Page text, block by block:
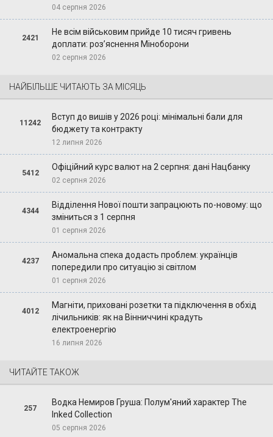
04 серпня 2026
2421
Не всім військовим прийде 10 тисяч гривень
доплати: роз’яснення Міноборони
02 серпня 2026
НАЙБІЛЬШЕ ЧИТАЮТЬ ЗА МІСЯЦЬ
11242
Вступ до вишів у 2026 році: мінімальні бали для
бюджету та контракту
12 липня 2026
5412
Офіційний курс валют на 2 серпня: дані Нацбанку
02 серпня 2026
4344
Відділення Нової пошти запрацюють по-новому: що
зміниться з 1 серпня
01 серпня 2026
4237
Аномальна спека додасть проблем: українців
попередили про ситуацію зі світлом
01 серпня 2026
4012
Магніти, приховані розетки та підключення в обхід
лічильників: як на Вінниччині крадуть
електроенергію
16 липня 2026
ЧИТАЙТЕ ТАКОЖ
257
Водка Немиров Груша: Полум'яний характер The
Inked Collection
05 серпня 2026